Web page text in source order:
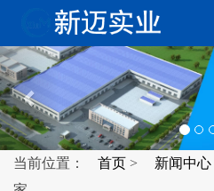
Previous
当前位置： 首页 > 新闻中心